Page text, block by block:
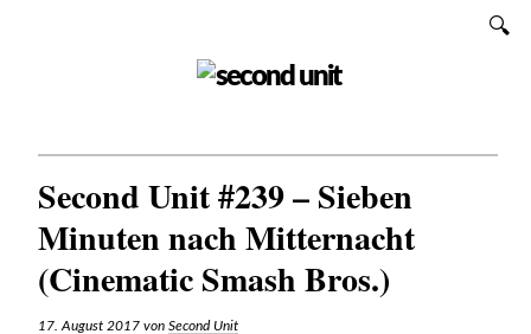
Second Unit #239 – Sieben
Minuten nach Mitternacht
(Cinematic Smash Bros.)
17. August 2017 von Second Unit